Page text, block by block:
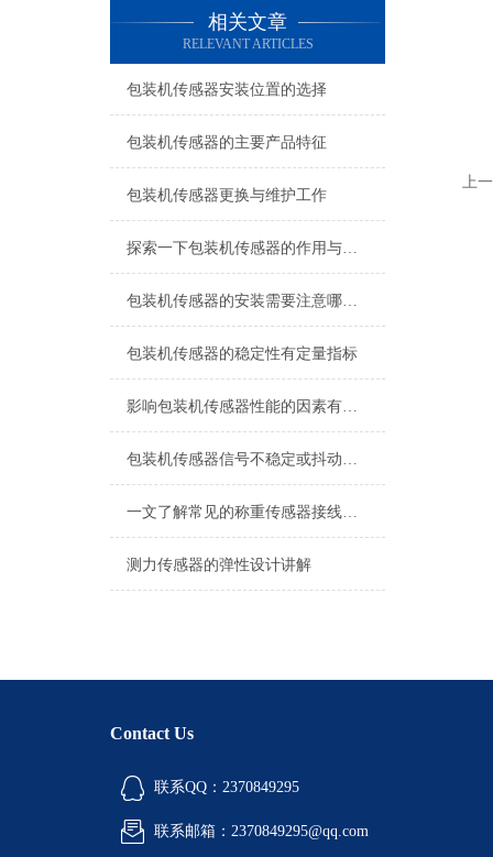
相关文章
RELEVANT ARTICLES
包装机传感器安装位置的选择
包装机传感器的主要产品特征
包装机传感器更换与维护工作
探索一下包装机传感器的作用与原理
包装机传感器的安装需要注意哪些问题？
包装机传感器的稳定性有定量指标
影响包装机传感器性能的因素有哪些？
包装机传感器信号不稳定或抖动的处理方法
一文了解常见的称重传感器接线方式
测力传感器的弹性设计讲解
上
Contact Us
联系QQ：2370849295
联系邮箱：2370849295@qq.com